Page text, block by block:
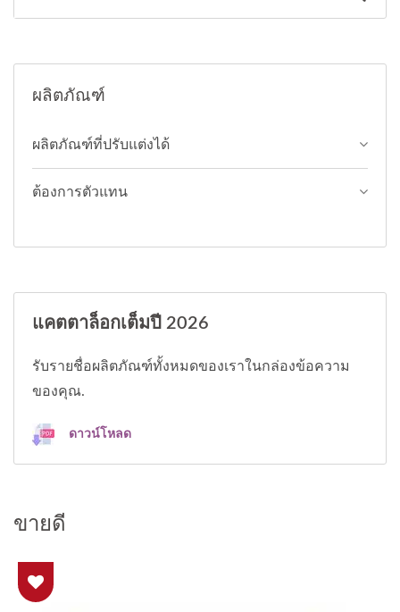
ผลิตภัณฑ์
ผลิตภัณฑ์ที่ปรับแต่งได้
ต้องการตัวแทน
แคตตาล็อกเต็มปี 2026
รับรายชื่อผลิตภัณฑ์ทั้งหมดของเราในกล่องข้อความ
ของคุณ.
ดาวน์โหลด
ขายดี